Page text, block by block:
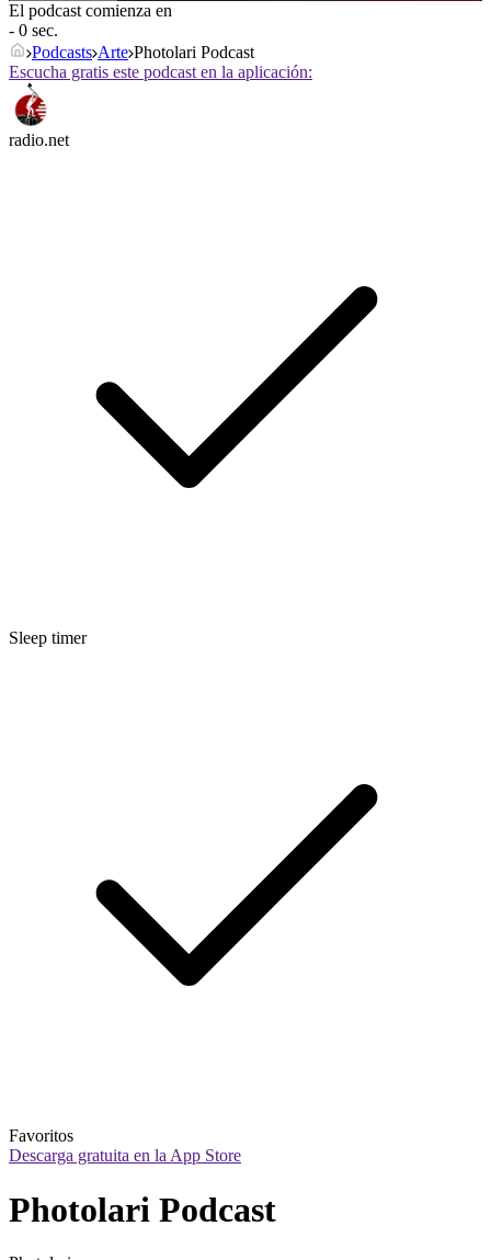
El podcast comienza en
- 0 sec.
Podcasts Arte Photolari Podcast
Escucha gratis este podcast en la aplicación:
radio.net
Sleep timer
Favoritos
Descarga gratuita en la App Store
Photolari Podcast